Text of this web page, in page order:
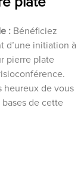
: Bénéficiez
d’une initiation à
pierre plate
heureux de vous
bases de cette